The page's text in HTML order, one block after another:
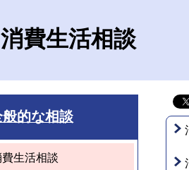
消費生活相談
般的な相談
費生活相談